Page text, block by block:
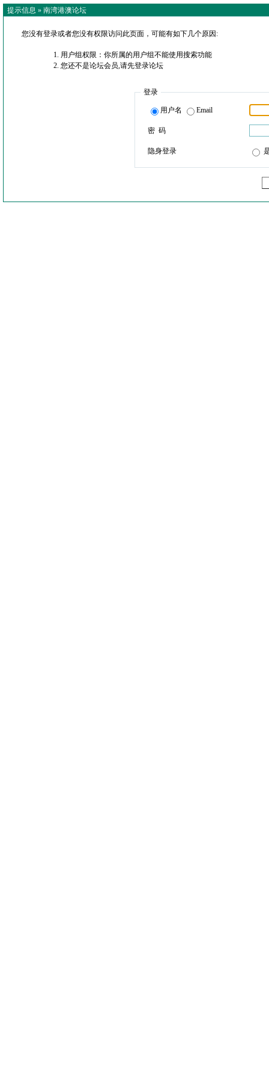
提示信息 » 南湾港澳论坛
您没有登录或者您没有权限访问此页面，可能有如下几个原因:
用户组权限：你所属的用户组不能使用搜索功能
您还不是论坛会员,请先登录论坛
登录
用户名 Email
密 码
隐身登录